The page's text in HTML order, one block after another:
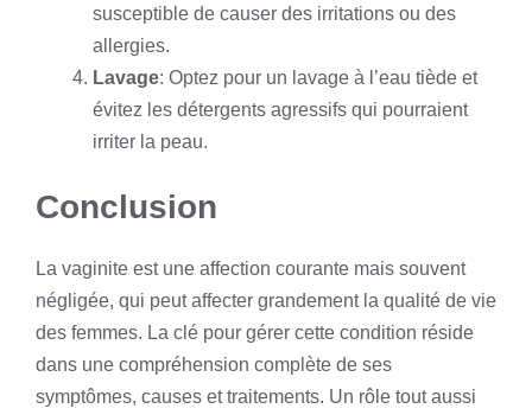
susceptible de causer des irritations ou des
allergies.
Lavage: Optez pour un lavage à l’eau tiède et
évitez les détergents agressifs qui pourraient
irriter la peau.
Conclusion
La vaginite est une affection courante mais souvent
négligée, qui peut affecter grandement la qualité de vie
des femmes. La clé pour gérer cette condition réside
dans une compréhension complète de ses
symptômes, causes et traitements. Un rôle tout aussi